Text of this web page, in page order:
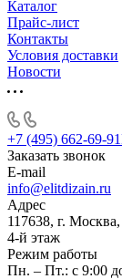
Каталог
Прайс-лист
Контакты
Условия доставки
Новости
+7 (495) 662-69-91
Заказать звонок
E-mail
info@elitdizain.ru
Адрес
117638, г.
4-й этаж
Режим работы
Пн. – Пт.: с 9:00